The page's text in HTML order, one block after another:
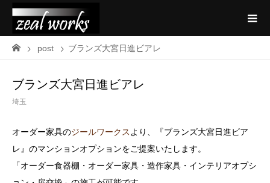
post ブランズ大宮日進ビアレ
ブランズ大宮日進ビアレ
埼玉
オーダー家具のジールワークス より、『ブランズ大宮日進ビア
レ』のマンションオプションをご提案いたします。
「オーダー食器棚・オーダー家具・造作家具・インテリアオプシ